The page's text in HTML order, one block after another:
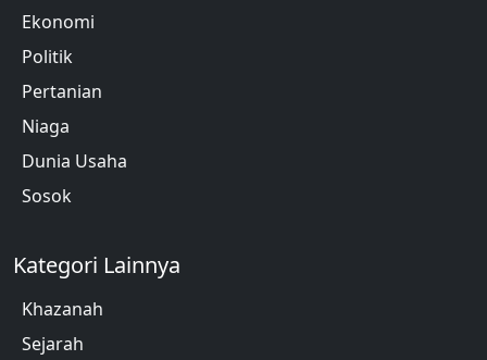
Ekonomi
Politik
Pertanian
Niaga
Dunia Usaha
Sosok
Kategori Lainnya
Khazanah
Sejarah